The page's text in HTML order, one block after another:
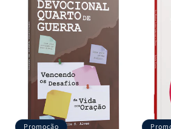
Impressão: Full Color (Totalmente
Interno:Borda com divisão por cores
localização dos livros
Promoção